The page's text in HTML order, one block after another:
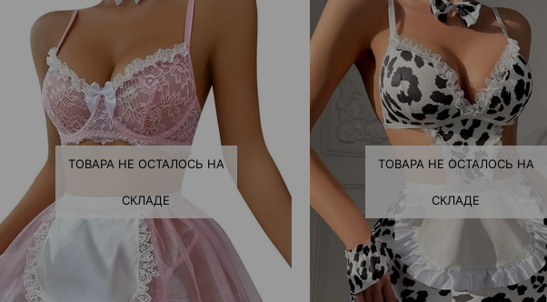
ТОВАРА НЕ ОСТАЛОСЬ НА
СКЛАДЕ
ТОВАРА НЕ ОСТАЛОСЬ НА
СКЛАДЕ